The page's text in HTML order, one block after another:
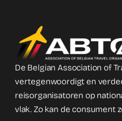
De Belgian Association of
vertegenwoordigt en
reisorganisatoren op
vlak. Zo kan de consument